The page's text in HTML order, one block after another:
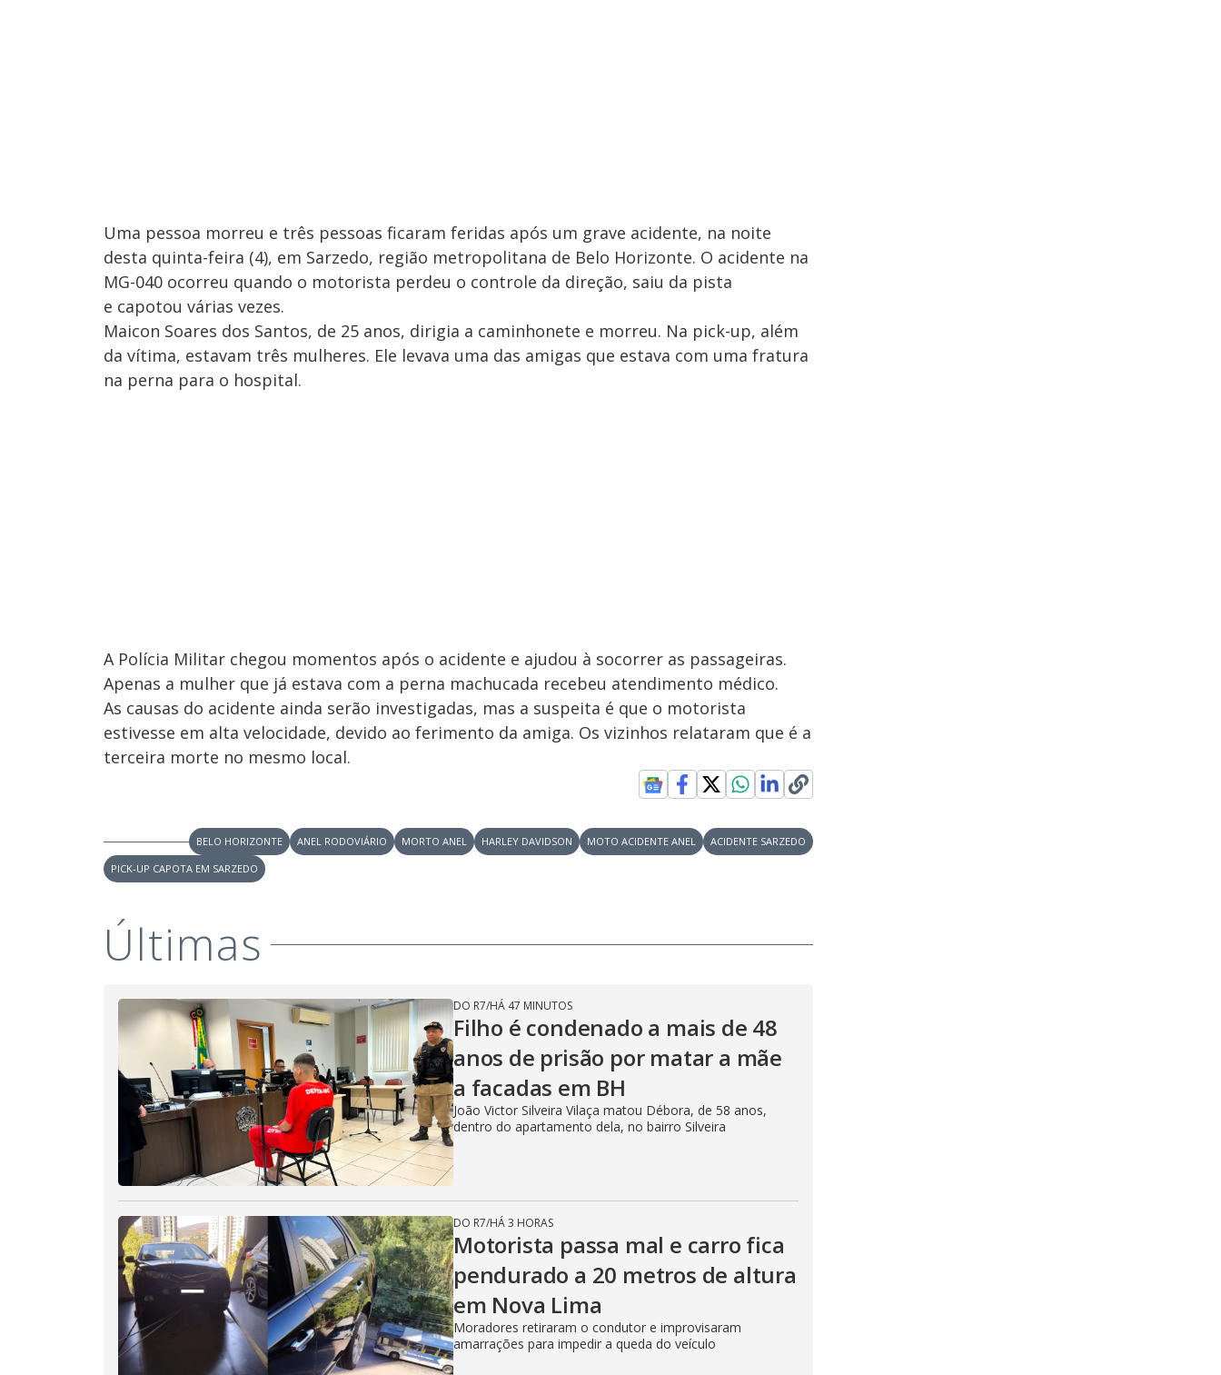
Uma pessoa morreu e três pessoas ficaram feridas após um grave acidente, na noite
desta quinta-feira (4), em Sarzedo, região metropolitana de Belo Horizonte. O acidente na
MG-040 ocorreu quando o motorista perdeu o controle da direção, saiu da pista
e capotou várias vezes.
Maicon Soares dos Santos, de 25 anos, dirigia a caminhonete e morreu. Na pick-up, além
da vítima, estavam três mulheres. Ele levava uma das amigas que estava com uma fratura
na perna para o hospital.
A Polícia Militar chegou momentos após o acidente e ajudou à socorrer as passageiras.
Apenas a mulher que já estava com a perna machucada recebeu atendimento médico.
As causas do acidente ainda serão investigadas, mas a suspeita é que o motorista
estivesse em alta velocidade, devido ao ferimento da amiga. Os vizinhos relataram que é a
terceira morte no mesmo local.
BELO HORIZONTE ANEL RODOVIÁRIO MORTO ANEL HARLEY DAVIDSON MOTO ACIDENTE ANEL
ACIDENTE SARZEDO
PICK-UP CAPOTA EM SARZEDO
Últimas
DO R7/HÁ 47 MINUTOS
Filho é condenado a mais de 48
anos de prisão por matar a mãe
a facadas em BH
João Victor Silveira Vilaça matou Débora, de 58 anos,
dentro do apartamento dela, no bairro Silveira
DO R7/HÁ 3 HORAS
Motorista passa mal e carro fica
pendurado a 20 metros de altura
em Nova Lima
Moradores retiraram o condutor e improvisaram
amarrações para impedir a queda do veículo